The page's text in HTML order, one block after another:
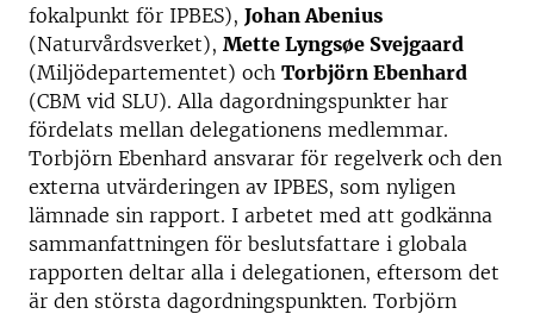
fokalpunkt för IPBES), Johan Abenius
(Naturvårdsverket), Mette Lyngsøe Svejgaard
(Miljödepartementet) och Torbjörn Ebenhard
(CBM vid SLU). Alla dagordningspunkter har
fördelats mellan delegationens medlemmar.
Torbjörn Ebenhard ansvarar för regelverk och den
externa utvärderingen av IPBES, som nyligen
lämnade sin rapport. I arbetet med att godkänna
sammanfattningen för beslutsfattare i globala
rapporten deltar alla i delegationen, eftersom det
är den största dagordningspunkten. Torbjörn